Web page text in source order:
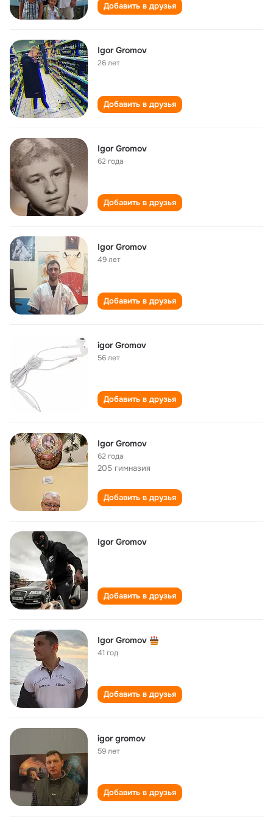
Добавить в друзья
Igor Gromov
26 лет
Добавить в друзья
Igor Gromov
62 года
Добавить в друзья
Igor Gromov
49 лет
Добавить в друзья
igor Gromov
56 лет
Добавить в друзья
Igor Gromov
62 года
205 гимназия
Добавить в друзья
Igor Gromov
Добавить в друзья
Igor Gromov
41 год
Добавить в друзья
igor gromov
59 лет
Добавить в друзья